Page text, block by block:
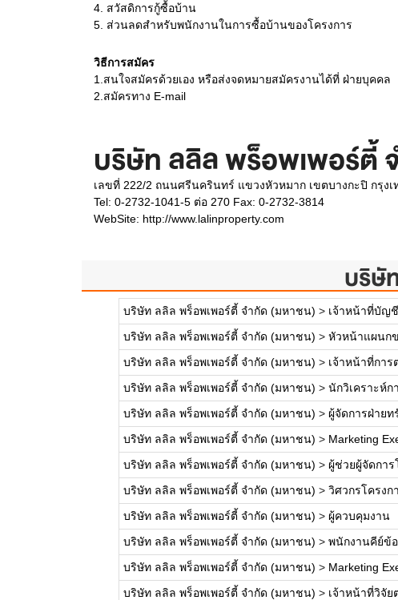
4. สวัสดิการกู้ซื้อบ้าน
5. ส่วนลดสำหรับพนักงานในการซื้อบ้านของโครงการ
วิธีการสมัคร
1.สนใจสมัครด้วยเอง หรือส่งจดหมายสมัครงานได้ที่ ฝ่ายบุคคล
2.สมัครทาง E-mail
บริษัท ลลิล พร็อพเพอร์ตี้
เลขที่ 222/2 ถนนศรีนครินทร์ แขวงหัวหมาก เขตบางกะปิ กรุง
Tel: 0-2732-1041-5 ต่อ 270 Fax: 0-2732-3814
WebSite: http://www.lalinproperty.com
บริษั
บริษัท ลลิล พร็อพเพอร์ตี้ จำกัด (มหาชน) > เจ้าหน้าที่บัญชี
บริษัท ลลิล พร็อพเพอร์ตี้ จำกัด (มหาชน) > หัวหน้าแผนก
บริษัท ลลิล พร็อพเพอร์ตี้ จำกัด (มหาชน) > เจ้าหน้าที่การ
บริษัท ลลิล พร็อพเพอร์ตี้ จำกัด (มหาชน) > นักวิเคราะห์ก
บริษัท ลลิล พร็อพเพอร์ตี้ จำกัด (มหาชน) > ผู้จัดการฝ่าย
บริษัท ลลิล พร็อพเพอร์ตี้ จำกัด (มหาชน) > Marketing
บริษัท ลลิล พร็อพเพอร์ตี้ จำกัด (มหาชน) > ผู้ช่วยผู้จัดการ
บริษัท ลลิล พร็อพเพอร์ตี้ จำกัด (มหาชน) > วิศวกรโครงก
บริษัท ลลิล พร็อพเพอร์ตี้ จำกัด (มหาชน) > ผู้ควบคุมงาน
บริษัท ลลิล พร็อพเพอร์ตี้ จำกัด (มหาชน) > พนักงานคีย์ข้
บริษัท ลลิล พร็อพเพอร์ตี้ จำกัด (มหาชน) > Marketing
บริษัท ลลิล พร็อพเพอร์ตี้ จำกัด (มหาชน) > เจ้าหน้าที่วิจัย